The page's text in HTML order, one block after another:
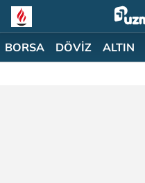
BORSA DÖVİZ ALTIN